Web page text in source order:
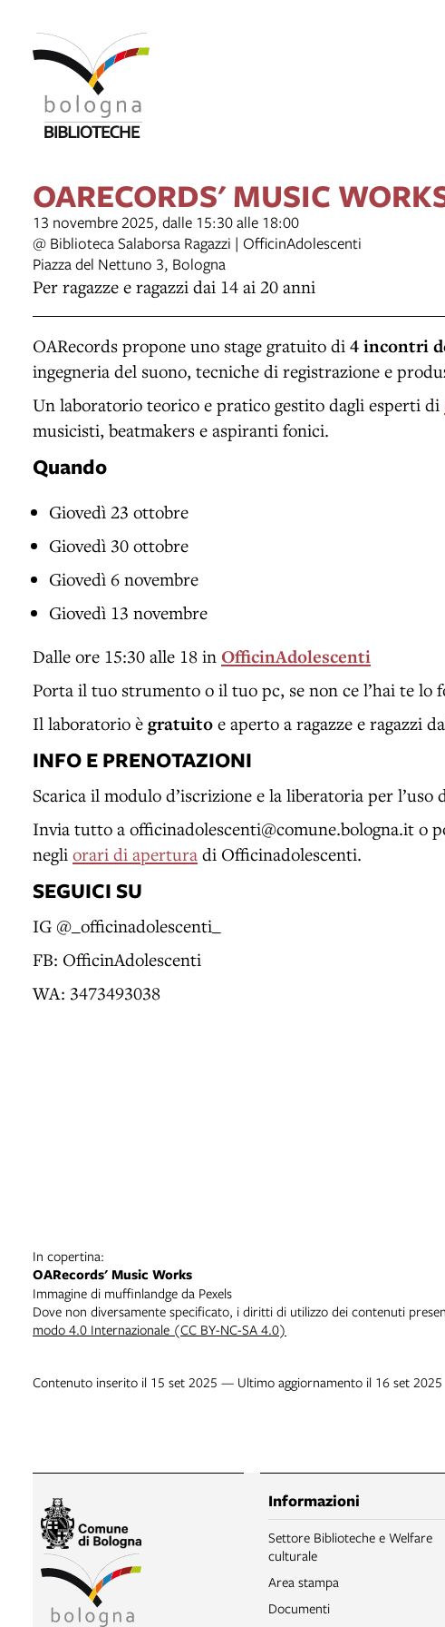
OARECORDS' MUSIC
13 novembre 2025, dalle 15:30 alle 18:00
@ Biblioteca Salaborsa Ragazzi | OfficinAdolescenti
Piazza del Nettuno 3, Bologna
Per ragazze e ragazzi dai 14 ai 20 anni
OARecords propone uno stage gratuito di 4 incontri
ingegneria del suono, tecniche di registrazione e
Un laboratorio teorico e pratico gestito dagli esperti di
musicisti, beatmakers e aspiranti fonici.
Quando
Giovedì 23 ottobre
Giovedì 30 ottobre
Giovedì 6 novembre
Giovedì 13 novembre
Dalle ore 15:30 alle 18 in OfficinAdolescenti
Porta il tuo strumento o il tuo pc, se non ce l’hai te lo
Il laboratorio è gratuito e aperto a ragazze e ragazzi
INFO E PRENOTAZIONI
Scarica il modulo d’iscrizione e la liberatoria per l’uso
Invia tutto a officinadolescenti@comune.bologna.it o
negli orari di apertura di Officinadolescenti.
SEGUICI SU
IG @_officinadolescenti_
FB: OfficinAdolescenti
WA: 3473493038
In copertina:
OARecords' Music Works
Immagine di muffinlandge da Pexels
Dove non diversamente specificato, i diritti di utilizzo dei contenuti
modo 4.0 Internazionale (CC BY-NC-SA 4.0)
Contenuto inserito il 15 set 2025 — Ultimo aggiornamento il 16 set 2025
Informazioni
Settore Biblioteche e Welfare
culturale
Area stampa
Documenti